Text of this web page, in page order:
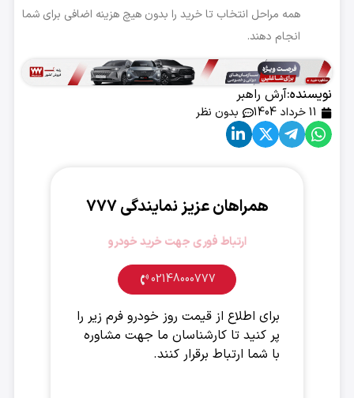
همه مراحل انتخاب تا خرید را بدون هیچ هزینه اضافی برای شما
انجام دهند.
نویسنده:آرش راهبر
11 خرداد 1404 بدون نظر
همراهان عزیز نمایندگی ۷۷۷
ارتباط فوری جهت خرید خودرو
02148000777
برای اطلاع از قیمت روز خودرو فرم زیر را
پر کنید تا کارشناسان ما جهت مشاوره
با شما ارتباط برقرار کنند.